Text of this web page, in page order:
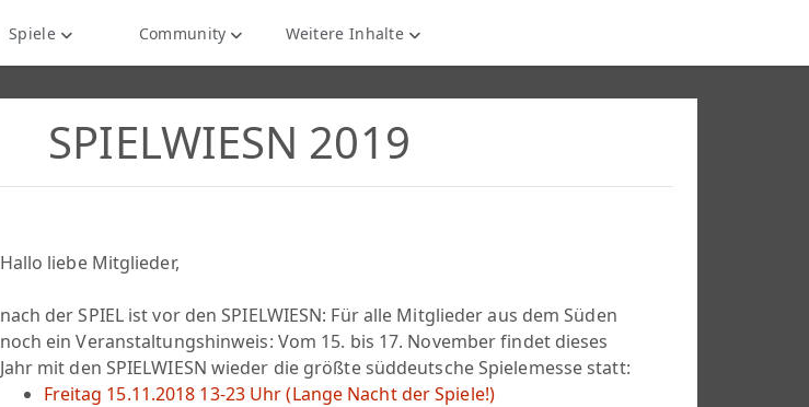
Spiele Community Weitere Inhalte
SPIELWIESN 2019
Hallo liebe Mitglieder,
nach der SPIEL ist vor den SPIELWIESN: Für alle Mitglieder aus dem Süden
noch ein Veranstaltungshinweis: Vom 15. bis 17. November findet dieses
Jahr mit den SPIELWIESN wieder die größte süddeutsche Spielemesse statt:
Freitag 15.11.2018 13-23 Uhr (Lange Nacht der Spiele!)